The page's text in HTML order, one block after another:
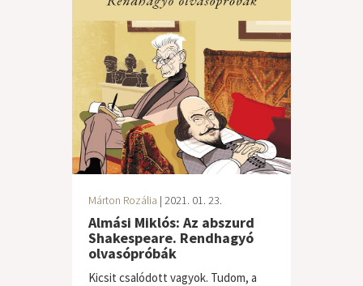
Márton Rozália | 2021. 01. 23.
Almási Miklós: Az abszurd
Shakespeare. Rendhagyó
olvasópróbák
Kicsit csalódott vagyok. Tudom, a